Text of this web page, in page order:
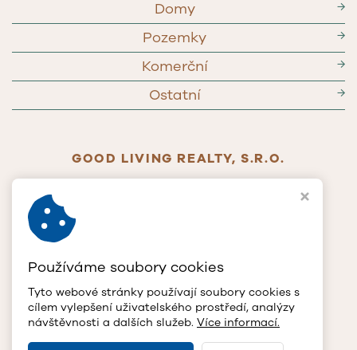
Domy →
Pozemky →
Komerční →
Ostatní →
GOOD LIVING REALTY, S.R.O.
+420 602 772 400
E info@glrcz.cz
SLEDUJTE NÁS
Používáme soubory cookies
Tyto webové stránky používají soubory cookies s
cílem vylepšení uživatelského prostředí, analýzy
návštěvnosti a dalších služeb. Více informací.